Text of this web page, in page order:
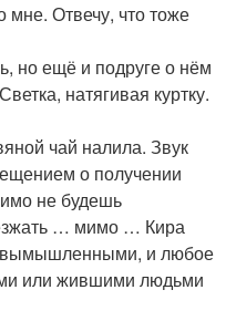
мне. Отвечу, что тоже
но ещё и подруге о нём
натягивая куртку.
чай налила. Звук
о получении
не будешь
… мимо … Кира
вымышленными, и любое
или жившими людьми